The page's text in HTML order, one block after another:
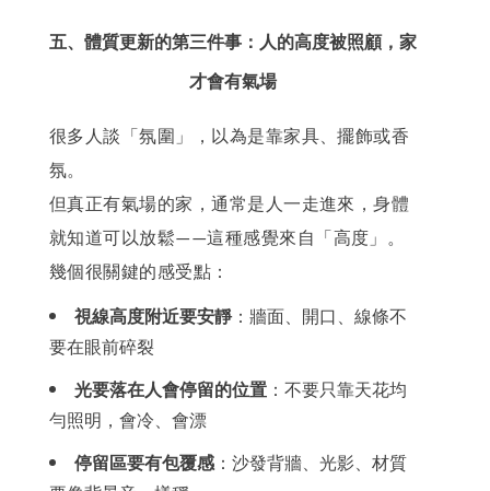
五、體質更新的第三件事：人的高度被照顧，家
才會有氣場
很多人談「氛圍」，以為是靠家具、擺飾或香
氛。
但真正有氣場的家，通常是人一走進來，身體
就知道可以放鬆——這種感覺來自「高度」。
幾個很關鍵的感受點：
視線高度附近要安靜：牆面、開口、線條不
要在眼前碎裂
光要落在人會停留的位置：不要只靠天花均
勻照明，會冷、會漂
停留區要有包覆感：沙發背牆、光影、材質